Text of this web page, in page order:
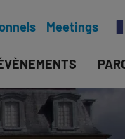
Meetings